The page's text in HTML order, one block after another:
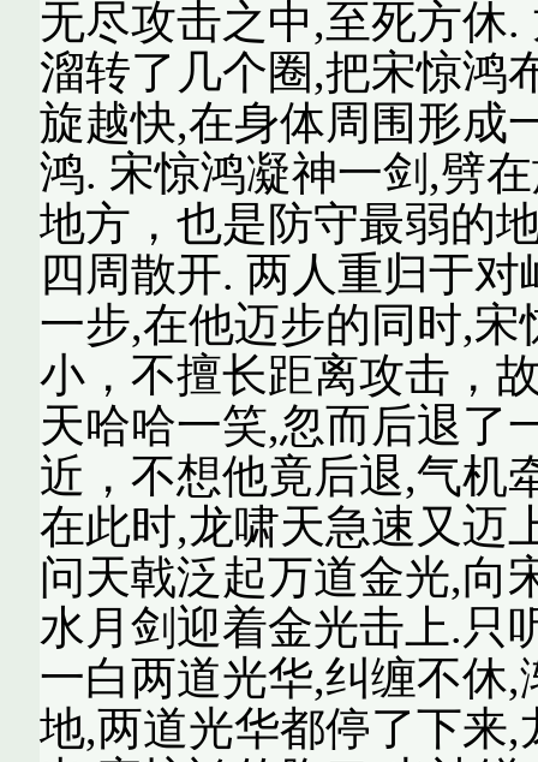
无尽攻击之中,至死方休
溜转了几个圈,把宋惊鸿
旋越快,在身体周围形成
鸿. 宋惊鸿凝神一剑,劈
地方，也是防守最弱的
四周散开. 两人重归于
一步,在他迈步的同时,
小，不擅长距离攻击，
天哈哈一笑,忽而后退了
近，不想他竟后退,气机
在此时,龙啸天急速又迈
问天戟泛起万道金光,向
水月剑迎着金光击上.只
一白两道光华,纠缠不休
地,两道光华都停了下来